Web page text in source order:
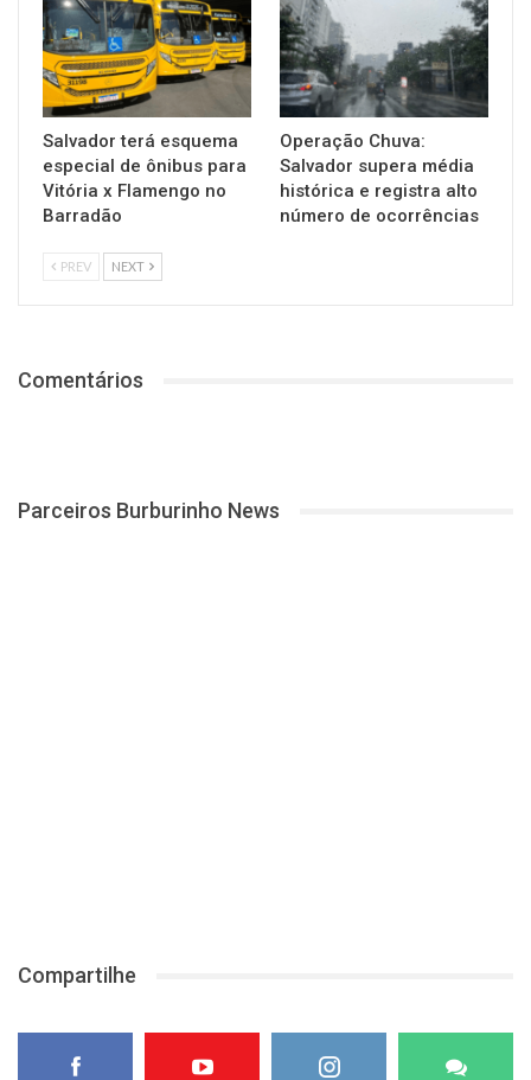
Salvador terá esquema
especial de ônibus para
Vitória x Flamengo no
Barradão
Operação Chuva:
Salvador supera média
histórica e registra alto
número de ocorrências
PREV NEXT
Comentários
Parceiros Burburinho News
Compartilhe